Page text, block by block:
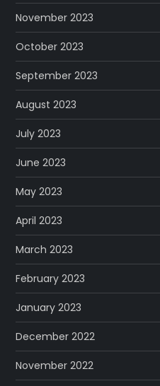
November 2023
October 2023
September 2023
August 2023
July 2023
June 2023
May 2023
April 2023
March 2023
February 2023
January 2023
December 2022
November 2022